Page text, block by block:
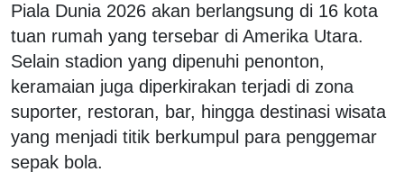
Piala Dunia 2026 akan berlangsung di 16 kota
tuan rumah yang tersebar di Amerika Utara.
Selain stadion yang dipenuhi penonton,
keramaian juga diperkirakan terjadi di zona
suporter, restoran, bar, hingga destinasi wisata
yang menjadi titik berkumpul para penggemar
sepak bola.